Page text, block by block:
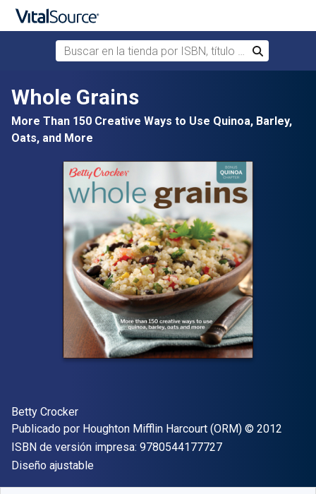
Saltar al contenido principal
Buscar en la tienda por ISBN, título o autor
Buscar
Whole Grains
More Than 150 Creative Ways to Use Quinoa, Barley,
Oats, and More
Autor(es)
Betty Crocker
Editor
Publicado por Houghton Mifflin Harcourt (ORM) Copyright
© 2012
ISBN de versión impresa: 9780544177727"ISBN-13
Formato
Diseño ajustable